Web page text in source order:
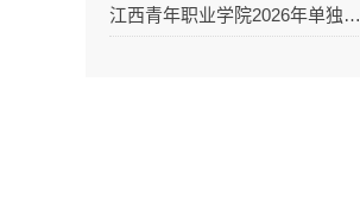
江西青年职业学院2026年单独…